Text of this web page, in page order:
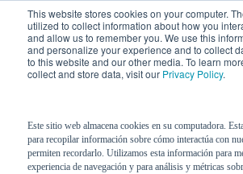
This website stores cookies on your computer.
utilized to collect information about how you
and allow us to remember you. We use this
and personalize your experience and to collect
to this website and our other media. To learn
collect and store data, visit our Privacy Policy.
Este sitio web almacena cookies en su computadora.
para recopilar información sobre cómo interactúa con
permiten recordarlo. Utilizamos esta información para
experiencia de navegación y para análisis y métricas